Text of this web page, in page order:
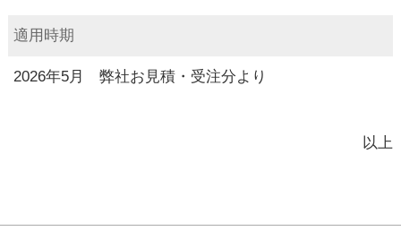
適用時期
2026年5月 弊社お見積・受注分より
以上